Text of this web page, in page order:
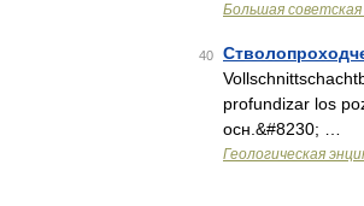
Большая
40
profundizar los
осн.&#8230; …
Геологическая